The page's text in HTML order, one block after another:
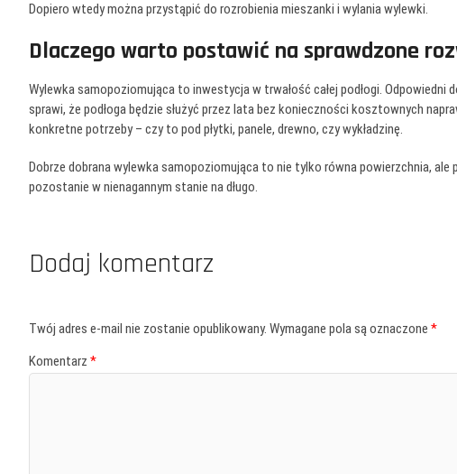
Dopiero wtedy można przystąpić do rozrobienia mieszanki i wylania wylewki.
Dlaczego warto postawić na sprawdzone
Wylewka samopoziomująca to inwestycja w trwałość całej podłogi.
sprawi, że podłoga będzie służyć przez lata bez konieczności kosztownych
konkretne potrzeby – czy to pod płytki, panele, drewno, czy wykładzinę.
Dobrze dobrana wylewka samopoziomująca to nie tylko równa powierzchnia,
pozostanie w nienagannym stanie na długo.
Dodaj komentarz
Twój adres e-mail nie zostanie opublikowany. Wymagane pola są oznaczone *
Komentarz *